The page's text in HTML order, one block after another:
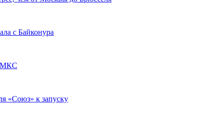
с Байконура
МКС
«Союз» к запуску